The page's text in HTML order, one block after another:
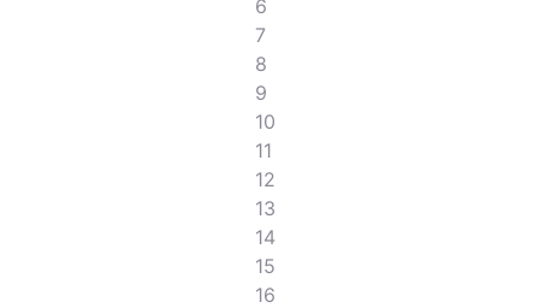
6
7
8
9
10
11
12
13
14
15
16